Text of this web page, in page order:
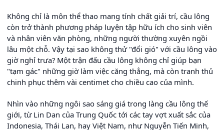
Không chỉ là môn thể thao mang tính chất giải trí, cầu lông
còn trở thành phương pháp luyện tập hữu ích cho sinh viên
và nhân viên văn phòng, những người thường xuyên ngồi
lâu một chỗ. Vậy tại sao không thử "đổi gió" với cầu lông vào
giờ nghỉ trưa? Một trận đấu cầu lông không chỉ giúp bạn
"tạm gác" những giờ làm việc căng thẳng, mà còn tranh thủ
chinh phục thêm vài centimet cho chiều cao của mình.
Nhìn vào những ngôi sao sáng giá trong làng cầu lông thế
giới, từ Lin Dan của Trung Quốc tới các tay vợt xuất sắc của
Indonesia, Thái Lan, hay Việt Nam, như Nguyễn Tiến Minh,